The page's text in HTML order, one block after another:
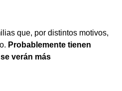
que, por distintos motivos,
Probablemente tienen
verán más